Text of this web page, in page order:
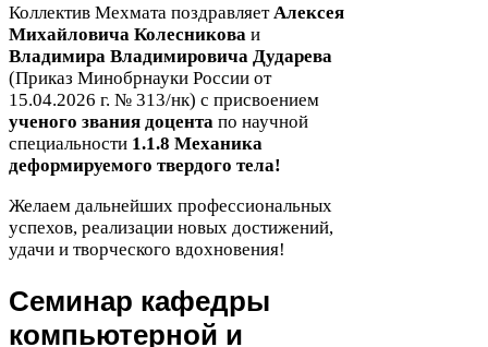
Коллектив Мехмата поздравляет Алексея
Михайловича Колесникова и
Владимира Владимировича Дударева
(Приказ Минобрнауки России от
15.04.2026 г. № 313/​нк) с присвоением
ученого звания доцента по научной
специальности 1.1.8 Механика
деформируемого твердого тела!
Желаем дальнейших профессиональных
успехов, реализации новых достижений,
удачи и творческого вдохновения!
Семинар кафедры
компьютерной и